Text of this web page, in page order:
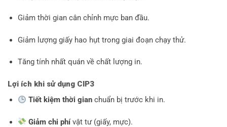
Giảm thời gian cân chỉnh mực ban đầu.
Giảm lượng giấy hao hụt trong giai đoạn chạy thử.
Tăng tính nhất quán về chất lượng in.
Lợi ích khi sử dụng CIP3
Tiết kiệm thời gianchuẩn bị trước khi in.
Giảm chi phívật tư (giấy, mực).